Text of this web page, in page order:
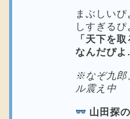
まぶしい
しすぎる
「天下を
なんだぴ
※なぞ九郎
ル震え中
山田探